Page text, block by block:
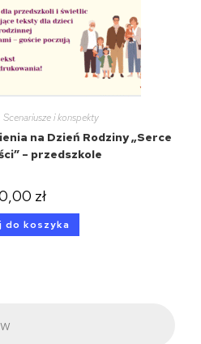
Scenariusze i konspekty
na Dzień Rodziny „Serce
– przedszkole
zł
do koszyka